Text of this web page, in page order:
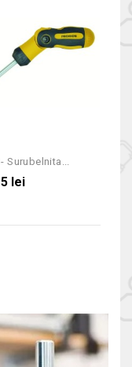
Surubelnita...
lei